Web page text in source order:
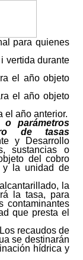
para quienes
vertida durante
el año objeto
el año objeto
el año anterior.
o parámetros
de tasas
y Desarrollo
sustancias o
del cobro
y la unidad de
la
la tasa, para
contaminantes
que presta el
Los recaudos de
se destinarán
hídrica y